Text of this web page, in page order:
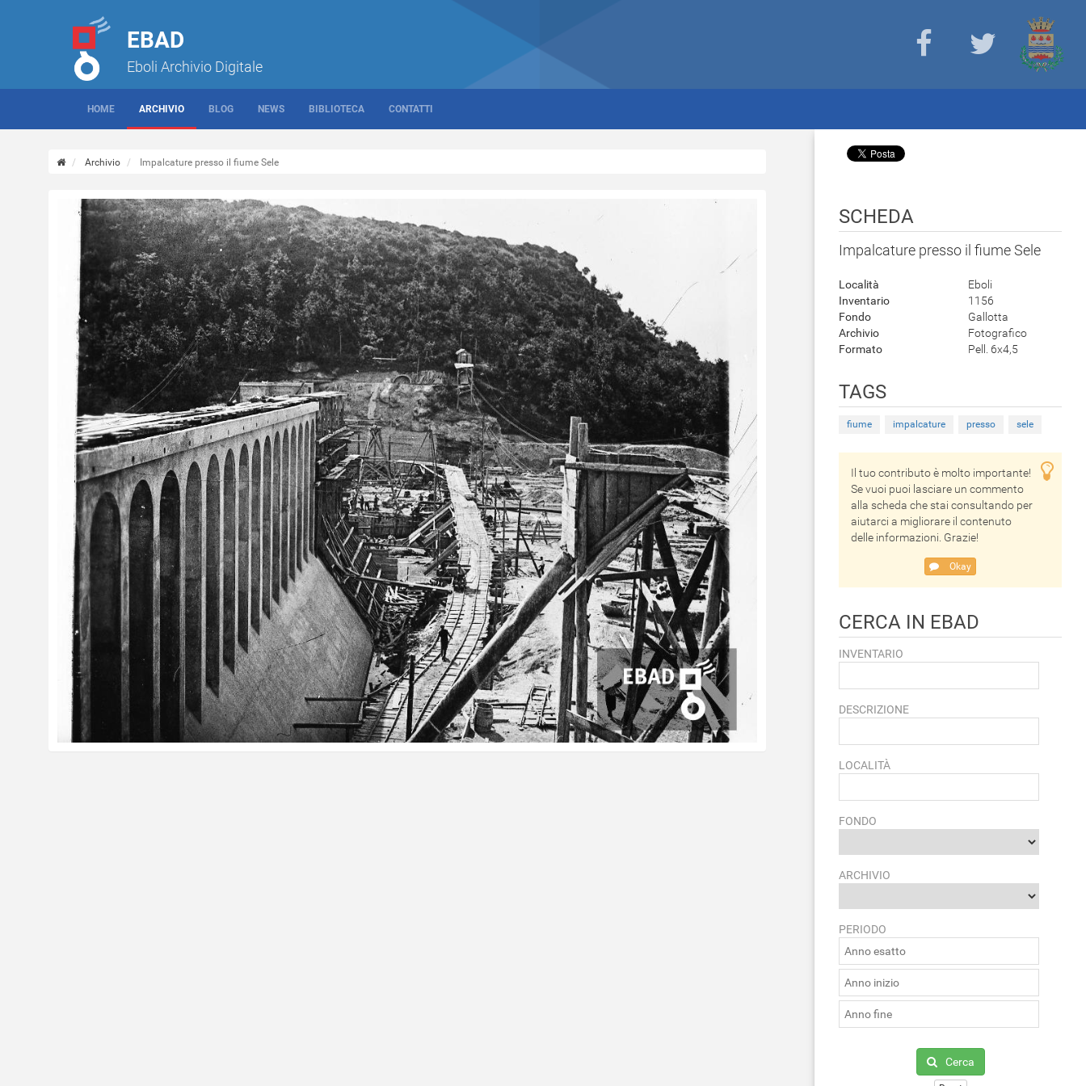
EBAD
Eboli Archivio Digitale
HOME ARCHIVIO BLOG NEWS BIBLIOTECA CONTATTI
Archivio Impalcature presso il fiume Sele
SCHEDA
Impalcature presso il fiume Sele
Località
Eboli
Inventario
1156
Fondo
Gallotta
Archivio
Fotografico
Formato
Pell. 6x4,5
TAGS
fiume impalcature presso sele
Il tuo contributo è molto importante!
Se vuoi puoi lasciare un commento
alla scheda che stai consultando per
aiutarci a migliorare il contenuto
delle informazioni. Grazie!
Okay
CERCA IN EBAD
INVENTARIO
DESCRIZIONE
LOCALITÀ
FONDO
ARCHIVIO
PERIODO
Cerca